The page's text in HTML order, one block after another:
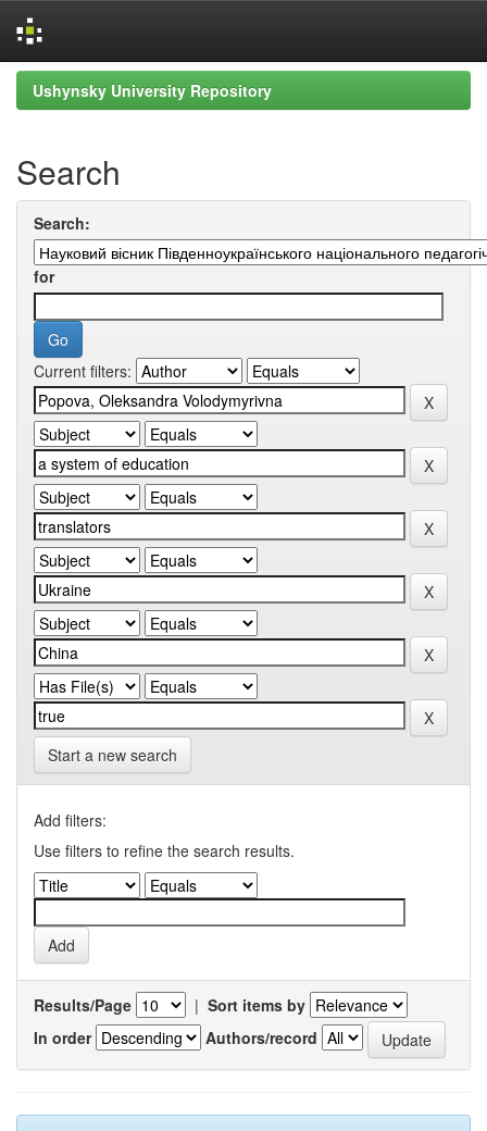
Skip
navigation
Ushynsky University Repository
Search
Search:
for
Current filters:
Start a new search
Add filters:
Use filters to refine the search results.
Results/Page | Sort items by
In order
Authors/record